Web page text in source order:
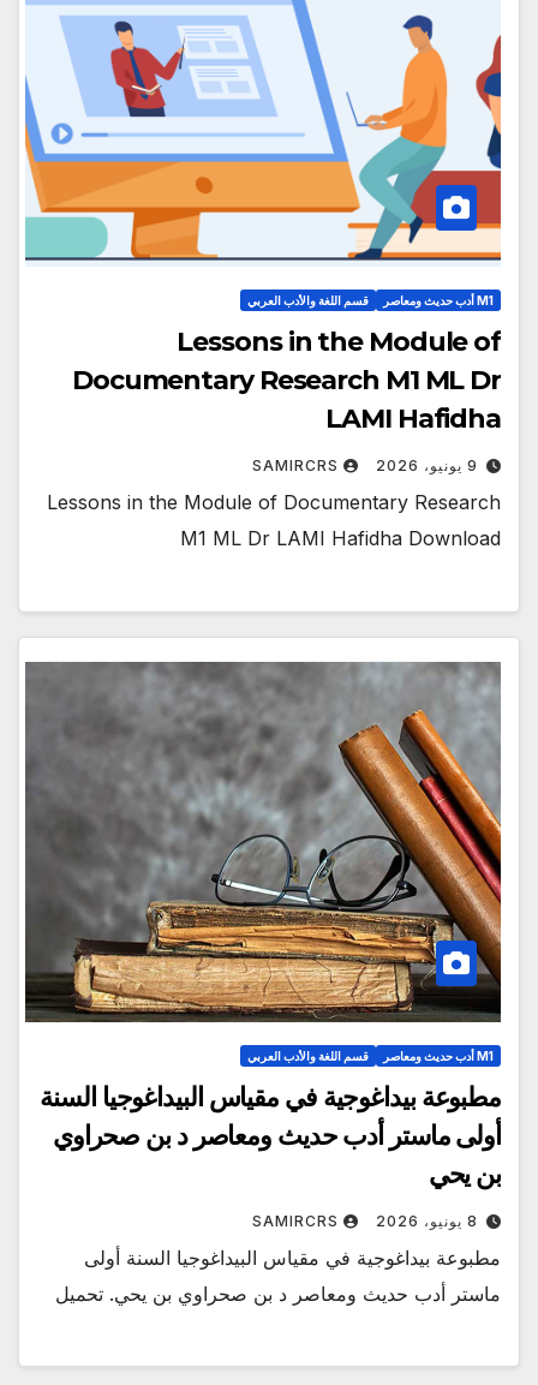
M1 أدب حديث ومعاصر قسم اللغة والأدب العربي
Lessons in the Module of
Documentary Research M1 ML Dr
LAMI Hafidha
9 يونيو، 2026 SAMIRCRS
Lessons in the Module of Documentary Research
M1 ML Dr LAMI Hafidha Download
M1 أدب حديث ومعاصر قسم اللغة والأدب العربي
مطبوعة بيداغوجية في مقياس البيداغوجيا السنة
أولى ماستر أدب حديث ومعاصر د بن صحراوي
بن يحي
8 يونيو، 2026 SAMIRCRS
مطبوعة بيداغوجية في مقياس البيداغوجيا السنة أولى
ماستر أدب حديث ومعاصر د بن صحراوي بن يحي. تحميل